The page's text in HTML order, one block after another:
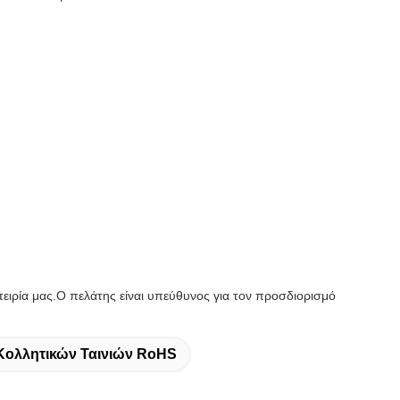
μας.Ο πελάτης είναι υπεύθυνος για τον προσδιορισμό
Ταινιών RoHS